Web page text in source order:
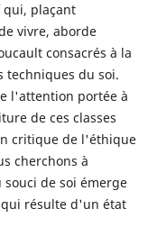
plaçant
vivre, aborde
consacrés à la
techniques du soi.
l'attention portée à
de ces classes
critique de l'éthique
cherchons à
de soi émerge
résulte d'un état